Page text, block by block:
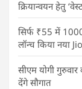
क्रियान्वयन हेतु
सिर्फ ₹55 में
लॉन्च किया नया
सीएम योगी
देंगे सौगात